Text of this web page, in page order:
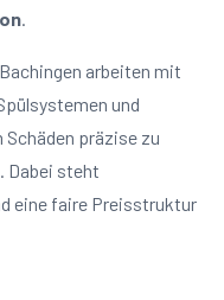
.
arbeiten mit
und
präzise zu
Dabei steht
eine faire Preisstruktur